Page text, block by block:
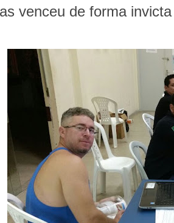
venceu de forma